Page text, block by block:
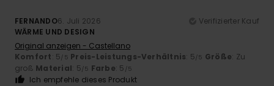
FERNANDO6. Juli 2026
Verifizierter Kauf
WÄRME UND DESIGN
Original anzeigen - Castellano
Komfort: 5/5 Preis-Leistungs-Verhältnis: 5/5 Größe: Zu
groß Material: 5/5 Farbe: 5 /5
Ich empfehle dieses Produkt